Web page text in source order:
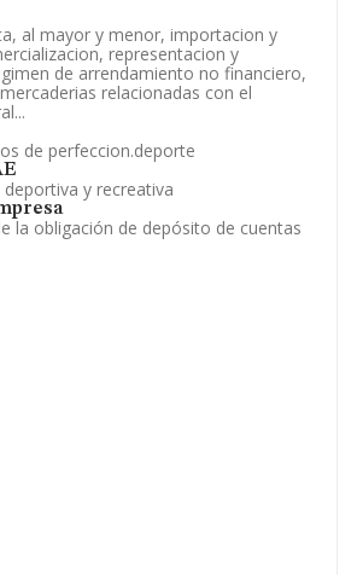
al mayor y menor, importacion y
representacion y
de arrendamiento no financiero,
relacionadas con el
de perfeccion.deporte
deportiva y recreativa
la obligación de depósito de cuentas